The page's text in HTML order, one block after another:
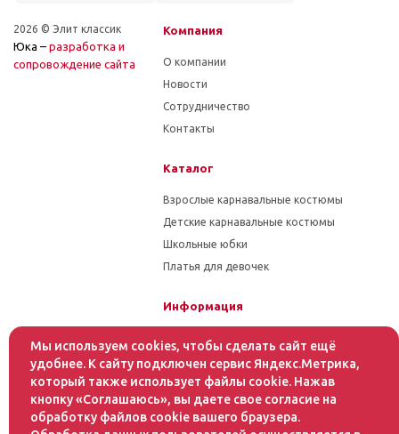
2026 © Элит классик
Юка – разработка и
cопровождение сайта
Компания
О компании
Новости
Сотрудничество
Контакты
Каталог
Взрослые карнавальные костюмы
Детские карнавальные костюмы
Школьные юбки
Платья для девочек
Информация
Гарантия на товар
Условия оплаты
Условия доставки
Помощь
Мы используем cookies, чтобы сделать сайт ещё
удобнее. К сайту подключен сервис Яндекс.Метрика,
который также использует файлы cookie. Нажав
кнопку «Соглашаюсь», вы даете свое согласие на
обработку файлов cookie вашего браузера.